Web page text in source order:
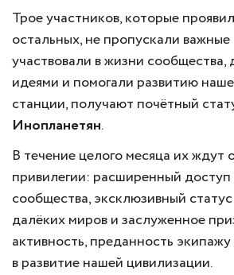
Трое участников, которые
остальных, не пропускали
участвовали в жизни сообщества,
идеями и помогали развитию
станции, получают почётный
Инопланетян.
В течение целого месяца их ждут
привилегии: расширенный
сообщества, эксклюзивный
далёких миров и заслуженное
активность, преданность
в развитие нашей цивилизации.